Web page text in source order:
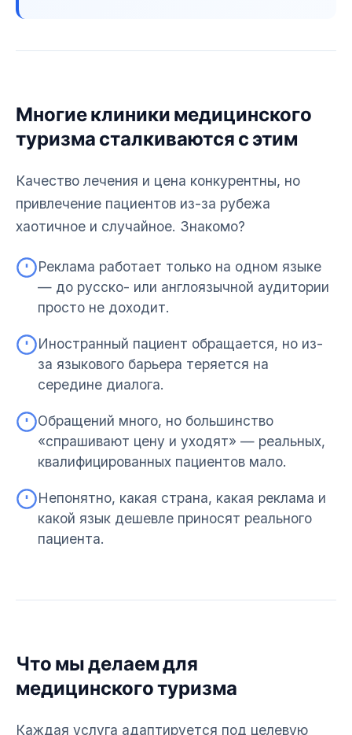
Многие клиники медицинского
туризма сталкиваются с этим
Качество лечения и цена конкурентны, но
привлечение пациентов из-за рубежа
хаотичное и случайное. Знакомо?
Реклама работает только на одном языке
— до русско- или англоязычной аудитории
просто не доходит.
Иностранный пациент обращается, но из-
за языкового барьера теряется на
середине диалога.
Обращений много, но большинство
«спрашивают цену и уходят» — реальных,
квалифицированных пациентов мало.
Непонятно, какая страна, какая реклама и
какой язык дешевле приносят реального
пациента.
Что мы делаем для
медицинского туризма
Каждая услуга адаптируется под целевую